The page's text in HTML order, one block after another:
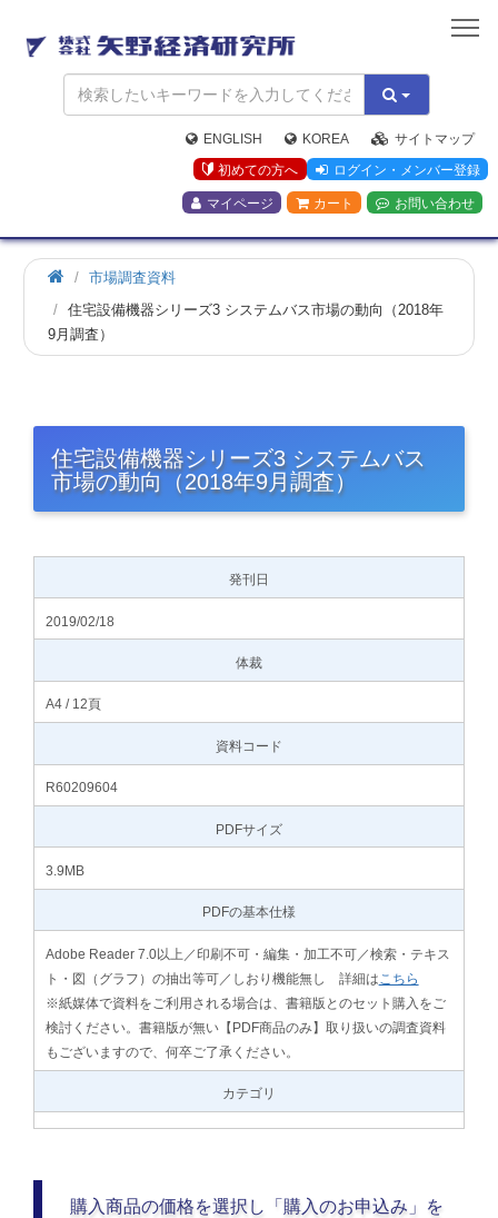
矢
野
経
済
研
究
所
ENGLISH KOREA
サイトマップ
初めての方へ
ログイン・メンバー登録
マイページ カート お問い合わせ
市場調査資料
住宅設備機器シリーズ3 システムバス市場の動向（2018年
9月調査）
住宅設備機器シリーズ3 システムバス
市場の動向（2018年9月調査）
発刊日
2019/02/18
体裁
A4 / 12頁
資料コード
R60209604
PDFサイズ
3.9MB
PDFの基本仕様
Adobe Reader 7.0以上／印刷不可・編集・加工不可／検索・テキス
ト・図（グラフ）の抽出等可／しおり機能無し 詳細はこちら
※紙媒体で資料をご利用される場合は、書籍版とのセット購入をご
検討ください。書籍版が無い【PDF商品のみ】取り扱いの調査資料
もございますので、何卒ご了承ください。
カテゴリ
購入商品の価格を選択し「購入のお申込み」を